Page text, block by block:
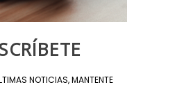
NOTICIAS, MANTENTE